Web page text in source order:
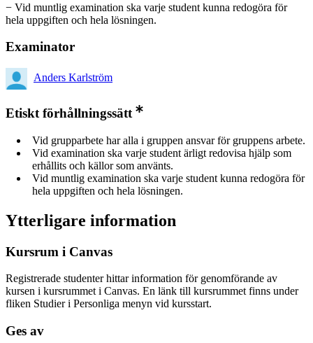
− Vid muntlig examination ska varje student kunna redogöra för
hela uppgiften och hela lösningen.
Examinator
Anders Karlström
Etiskt förhållningssätt
Vid grupparbete har alla i gruppen ansvar för gruppens arbete.
Vid examination ska varje student ärligt redovisa hjälp som
erhållits och källor som använts.
Vid muntlig examination ska varje student kunna redogöra för
hela uppgiften och hela lösningen.
Ytterligare information
Kursrum i Canvas
Registrerade studenter hittar information för genomförande av
kursen i kursrummet i Canvas. En länk till kursrummet finns under
fliken Studier i Personliga menyn vid kursstart.
Ges av